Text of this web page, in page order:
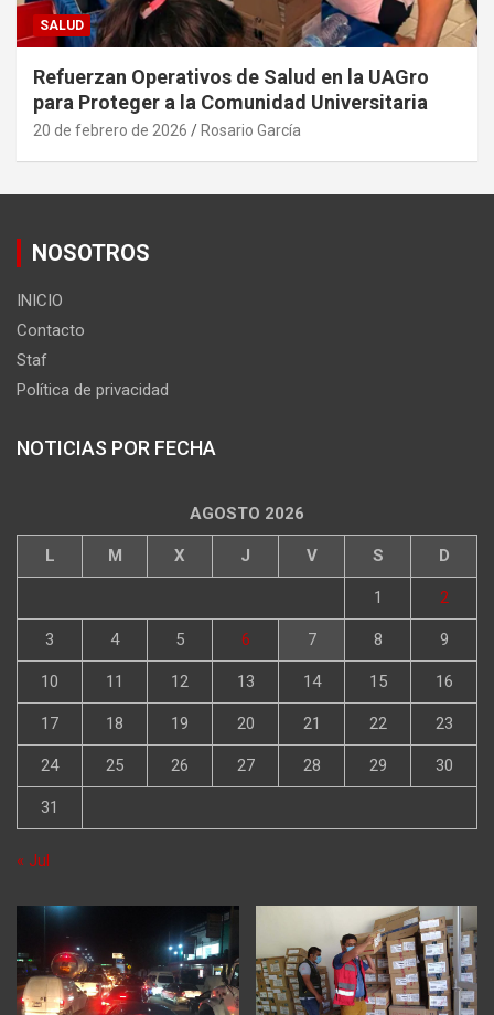
SALUD
Refuerzan Operativos de Salud en la UAGro
para Proteger a la Comunidad Universitaria
20 de febrero de 2026 Rosario García
NOSOTROS
INICIO
Contacto
Staf
Política de privacidad
NOTICIAS POR FECHA
AGOSTO 2026
L M X J V S D
1 2
3 4 5 6 7 8 9
10 11 12 13 14 15 16
17 18 19 20 21 22 23
24 25 26 27 28 29 30
31
« Jul